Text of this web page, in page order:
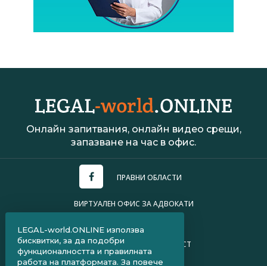
Онлайн запитвания, онлайн видео срещи,
запазване на час в офис.
ПРАВНИ ОБЛАСТИ
ВИРТУАЛЕН ОФИС ЗА АДВОКАТИ
ПОЛИТИКА ЗА ПОВЕРИТЕЛНОСТ
LEGAL-world.ONLINE използва
бисквитки, за да подобри
функционалността и правилната
работа на платформата. За повече